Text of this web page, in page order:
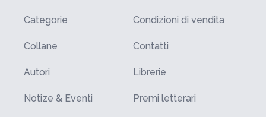
Categorie
Collane
Autori
Notize & Eventi
Condizioni di vendita
Contatti
Librerie
Premi letterari